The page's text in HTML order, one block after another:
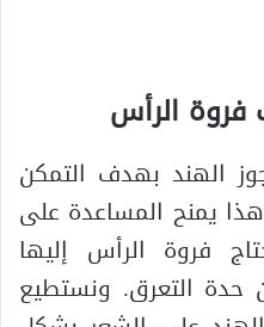
الرأس
الهند بهدف التمكن
يمنح المساعدة على
فروة الرأس إليها
حدة التعرق. ونستطيع